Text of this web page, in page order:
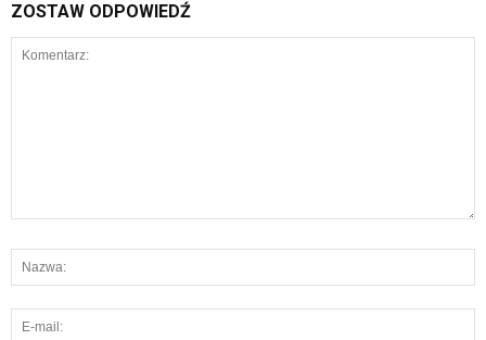
ZOSTAW ODPOWIEDŹ